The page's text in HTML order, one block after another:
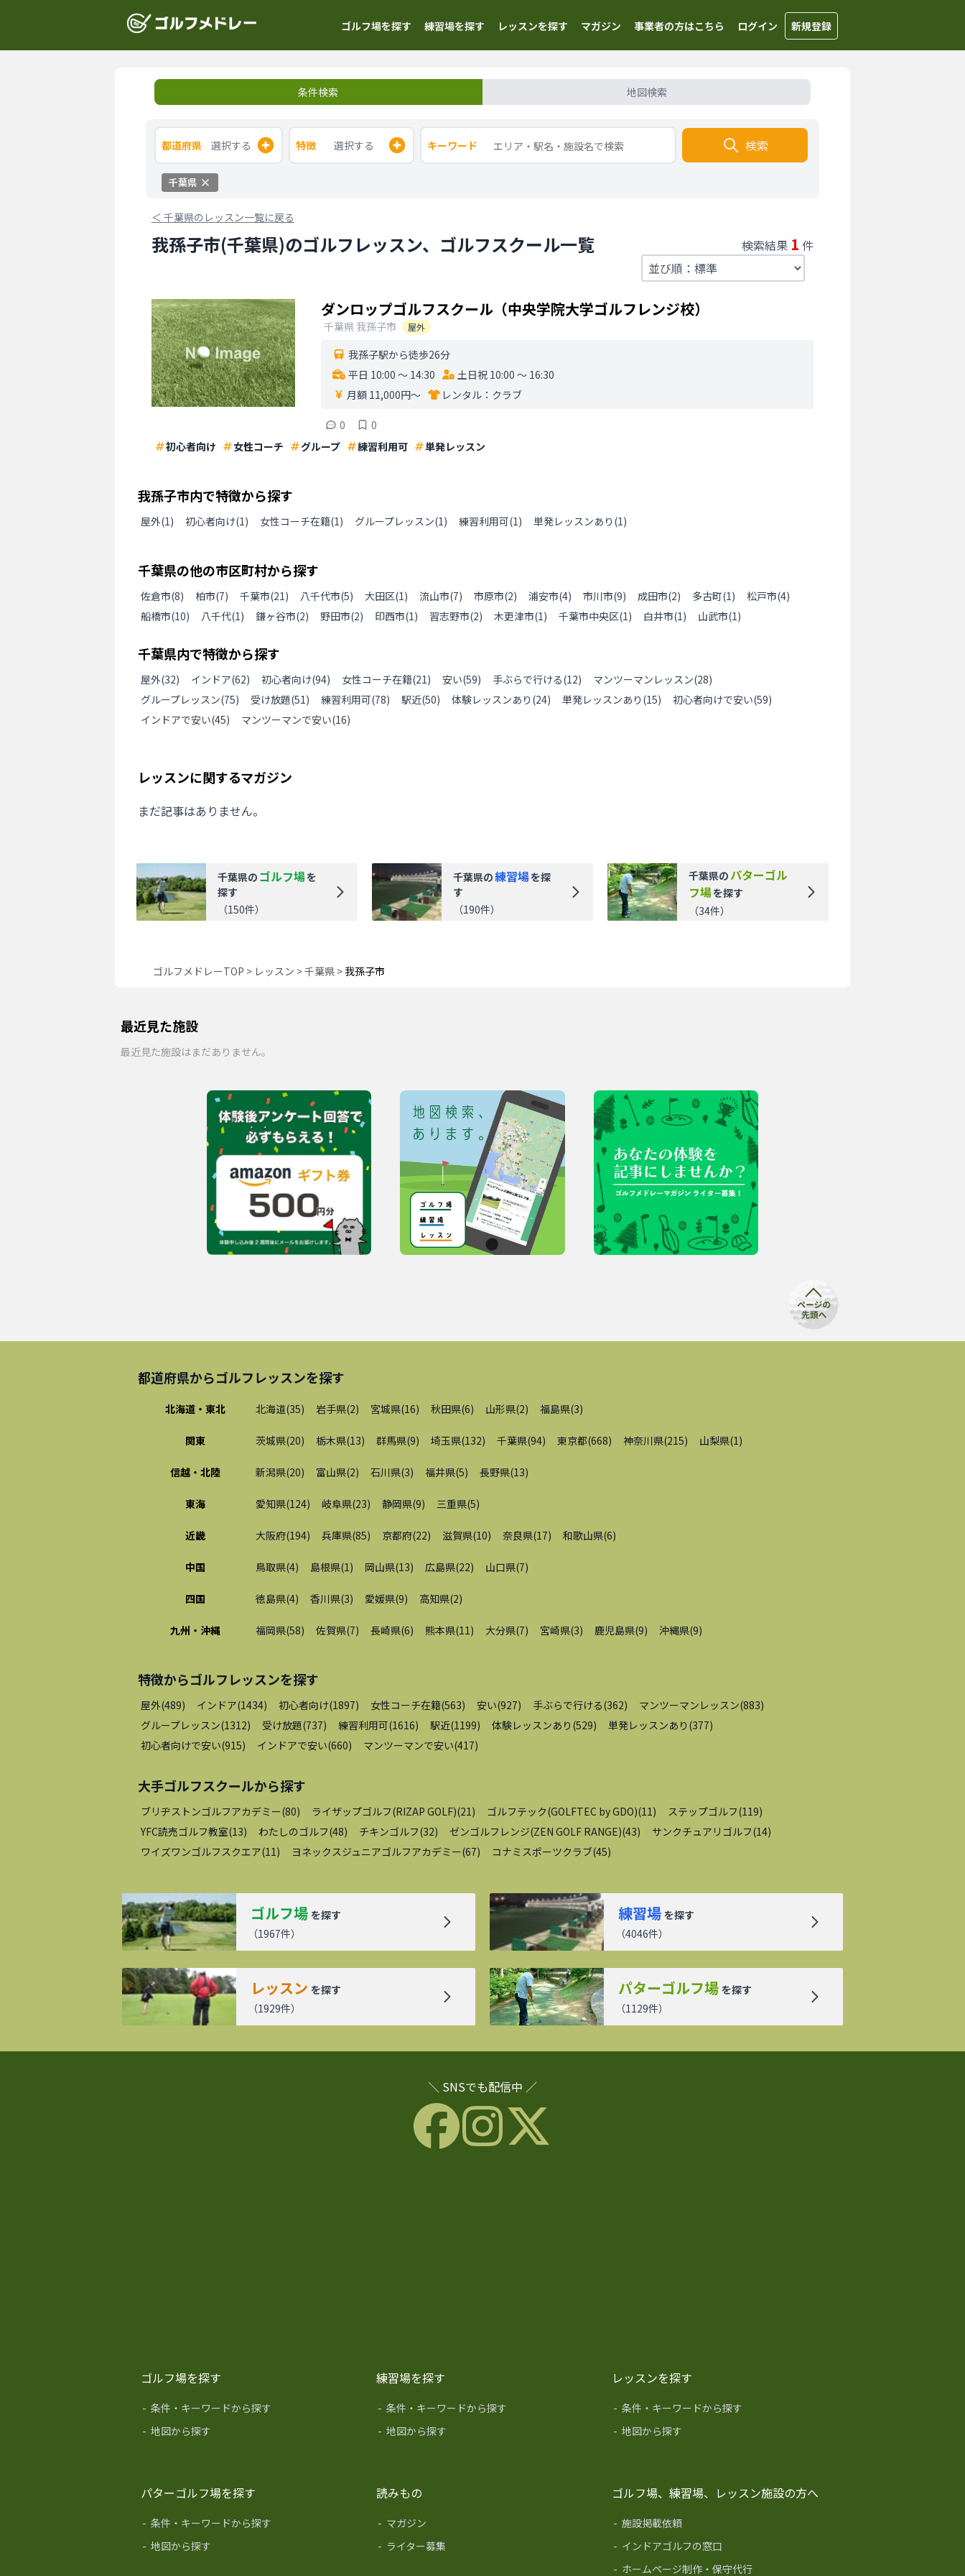
ゴルフ場を探す 練習場を探す レッスンを探す マガジン 事業者の方はこちら ログイン 新規登録
条件検索 地図検索
都道府県 選択する 特徴 選択する キーワード 検索
千葉県
＜ 千葉県のレッスン一覧に戻る
我孫子市(千葉県)のゴルフレッスン、ゴルフスクール一覧 検索結果 1 件
ダンロップゴルフスクール（中央学院大学ゴルフレンジ校）
千葉県 我孫子市 屋外
我孫子駅から徒歩26分
平日 10:00 〜 14:30
土日祝 10:00 〜 16:30
月額 11,000円〜
レンタル： クラブ
0
0
初心者向け
女性コーチ グループ 練習利用可 単発レッスン
我孫子市内で特徴から探す
屋外(1) 初心者向け(1) 女性コーチ在籍(1) グループレッスン(1) 練習利用可(1) 単発レッスンあり (1)
千葉県の他の市区町村から探す
佐倉市(8) 柏市(7) 千葉市(21) 八千代市(5) 大田区(1) 流山市(7) 市原市(2) 浦安市(4) 市川市(9) 成田市(2) 多古町(1) 松戸市(4)
船橋市(10) 八千代(1) 鎌ヶ谷市(2) 野田市(2) 印西市(1) 習志野市(2) 木更津市(1) 千葉市中央区(1) 白井市(1) 山武市(1)
千葉県内で特徴から探す
屋外(32) インドア(62) 初心者向け(94) 女性コーチ在籍(21) 安い(59) 手ぶらで行ける(12) マンツーマンレッスン(28)
グループレッスン(75) 受け放題(51) 練習利用可(78) 駅近(50) 体験レッスンあり (24) 単発レッスンあり (15) 初心者向けで安い(59)
インドアで安い(45) マンツーマンで安い(16)
レッスンに関するマガジン
まだ記事はありません。
千葉県の ゴルフ場を
探す
（150件）
千葉県の練習場を探
す
（190件）
千葉県の パターゴル
フ場を探す
（34件）
ゴルフメドレーTOP > レッスン >千葉県>我孫子市
最近見た施設
最近見た施設はまだありません。
都道府県からゴルフレッスンを探す
北海道・東北 北海道(35) 岩手県(2) 宮城県(16) 秋田県(6) 山形県(2) 福島県(3)
関東 茨城県(20) 栃木県(13) 群馬県(9) 埼玉県(132) 千葉県(94) 東京都(668) 神奈川県(215) 山梨県(1)
信越・北陸 新潟県(20) 富山県(2) 石川県(3) 福井県(5) 長野県(13)
東海 愛知県(124) 岐阜県(23) 静岡県(9) 三重県(5)
近畿 大阪府(194) 兵庫県(85) 京都府(22) 滋賀県(10) 奈良県(17) 和歌山県(6)
中国 鳥取県(4) 島根県(1) 岡山県(13) 広島県(22) 山口県(7)
四国 徳島県(4) 香川県(3) 愛媛県(9) 高知県(2)
九州・沖縄 福岡県(58) 佐賀県(7) 長崎県(6) 熊本県(11) 大分県(7) 宮崎県(3) 鹿児島県(9) 沖縄県(9)
特徴からゴルフレッスンを探す
屋外(489) インドア(1434) 初心者向け(1897) 女性コーチ在籍(563) 安い(927) 手ぶらで行ける(362) マンツーマンレッスン(883)
グループレッスン(1312) 受け放題(737) 練習利用可(1616) 駅近(1199) 体験レッスンあり (529) 単発レッスンあり (377)
初心者向けで安い(915) インドアで安い(660) マンツーマンで安い(417)
大手ゴルフスクールから探す
ブリヂストンゴルフアカデミー(80) ライザップゴルフ(RIZAP GOLF)(21) ゴルフテック(GOLFTEC by GDO)(11) ステップゴルフ(119)
YFC読売ゴルフ教室(13) わたしのゴルフ(48) チキンゴルフ(32) ゼンゴルフレンジ(ZEN GOLF RANGE)(43) サンクチュアリゴルフ(14)
ワイズワンゴルフスクエア(11) ヨネックスジュニアゴルフアカデミー(67) コナミスポーツクラブ(45)
ゴルフ場 を探す
（1967件）
練習場 を探す
（4046件）
レッスン を探す
（1929件）
パターゴルフ場 を探す
（1129件）
＼ SNSでも配信中 ／
ゴルフ場を探す
- 条件・キーワードから探す
- 地図から探す
練習場を探す
- 条件・キーワードから探す
- 地図から探す
レッスンを探す
- 条件・キーワードから探す
- 地図から探す
パターゴルフ場を探す
- 条件・キーワードから探す
- 地図から探す
読みもの
- マガジン
- ライター募集
ゴルフ場、練習場、レッスン施設の方へ
- 施設掲載依頼
- インドアゴルフの窓口
- ホームページ制作・保守代行